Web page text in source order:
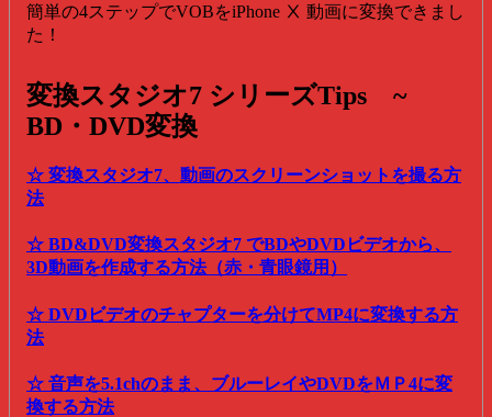
簡単の4ステップでVOBをiPhone Ⅹ 動画に変換できまし
た！
変換スタジオ7 シリーズTips ~
BD・DVD変換
☆ 変換スタジオ7、動画のスクリーンショットを撮る方
法
☆ BD&DVD変換スタジオ7 でBDやDVDビデオから、
3D動画を作成する方法（赤・青眼鏡用）
☆ DVDビデオのチャプターを分けてMP4に変換する方
法
☆ 音声を5.1chのまま、ブルーレイやDVDをＭＰ4に変
換する方法